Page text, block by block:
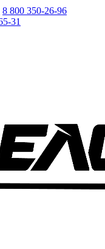
8 800 350-26-96
31